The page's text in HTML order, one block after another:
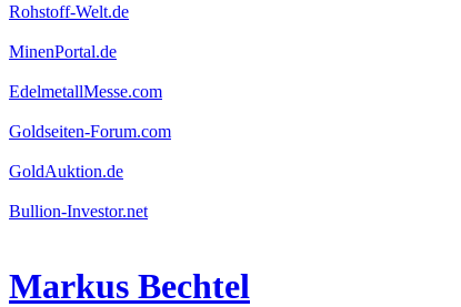
Rohstoff-Welt.de
MinenPortal.de
EdelmetallMesse.com
Goldseiten-Forum.com
GoldAuktion.de
Bullion-Investor.net
Markus Bechtel